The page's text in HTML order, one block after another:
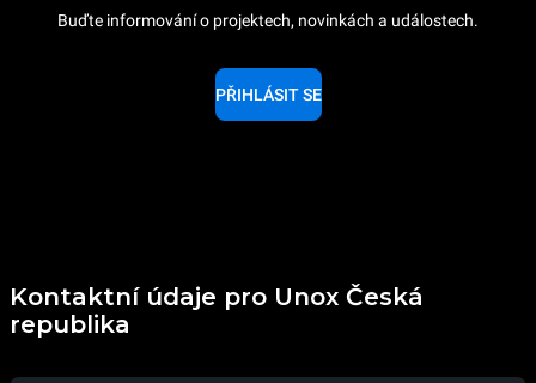
Buďte informování o projektech, novinkách a událostech.
PŘIHLÁSIT SE
Kontaktní údaje pro Unox Česká
republika